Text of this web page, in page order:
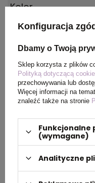
Kolor
Materiał
Kraj
pochodzenia
Rozmiar
PAKOWANIE
Konfiguracja zgód
Dbamy o Twoją
Sklep korzysta z plików
Polityką dotyczącą
przechowywania lub
Więcej informacji na
znaleźć także na stronie
Funkcjonalne
(wymagane)
Analityczne